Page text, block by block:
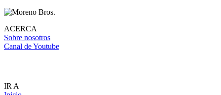
ACERCA
Sobre nosotros
Canal de Youtube
IR A